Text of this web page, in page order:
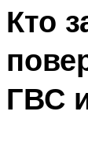
Кто
ГВС